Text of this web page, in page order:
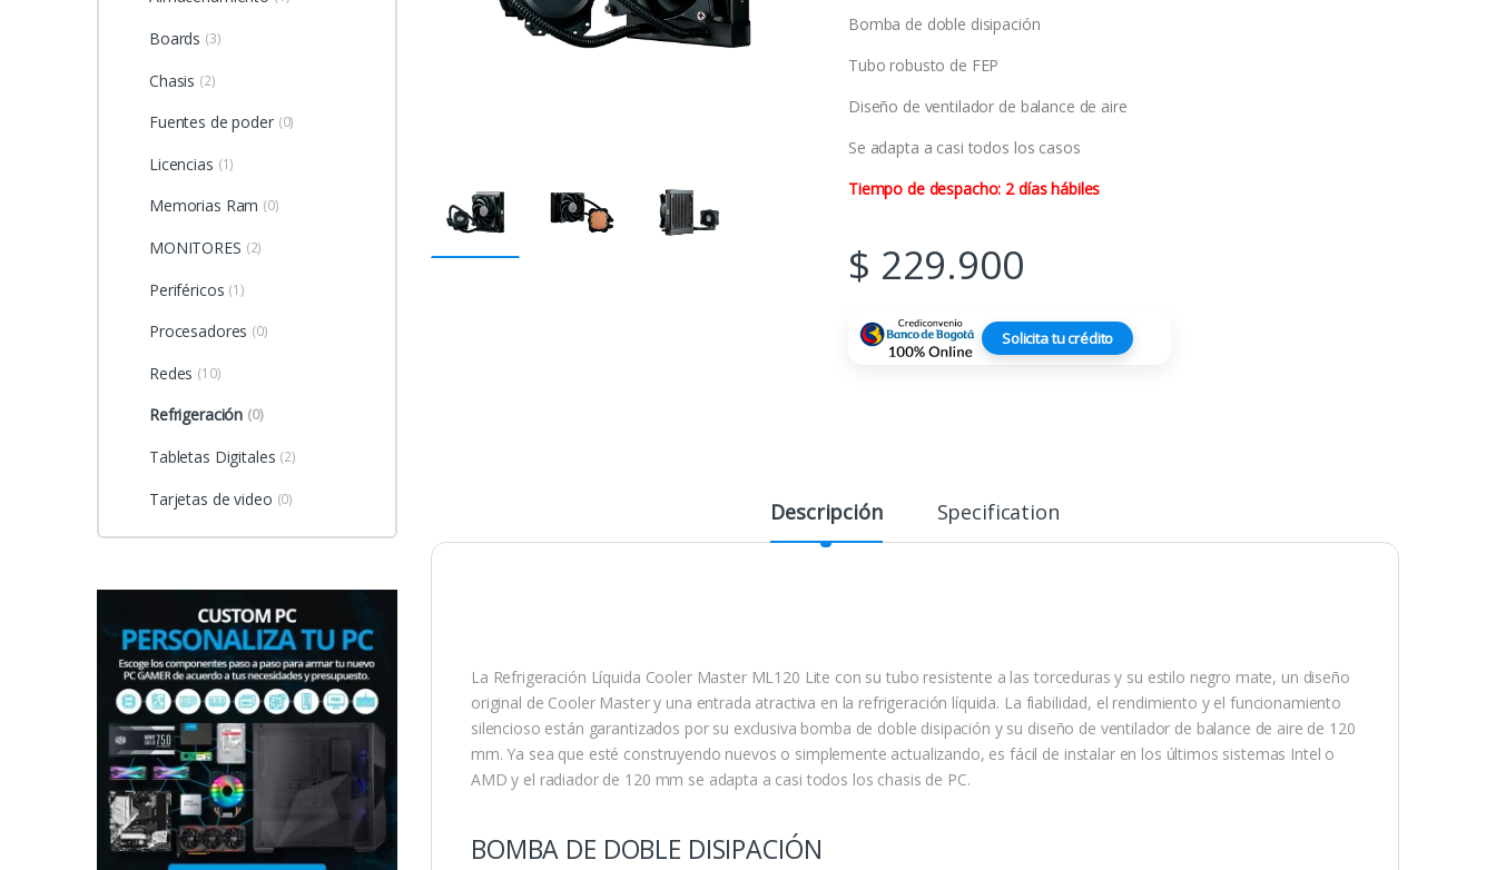
Bomba de doble disipación
Tubo robusto de FEP
Diseño de ventilador de balance de aire
Se adapta a casi todos los casos
Tiempo de despacho: 2 días hábiles
$ 229.900
Solicita tu crédito
Descripción Specification
La Refrigeración Líquida Cooler Master ML120 Lite con su tubo resistente a las torceduras y su estilo negro mate, un diseño
original de Cooler Master y una entrada atractiva en la refrigeración líquida. La fiabilidad, el rendimiento y el funcionamiento
silencioso están garantizados por su exclusiva bomba de doble disipación y su diseño de ventilador de balance de aire de 120
mm. Ya sea que esté construyendo nuevos o simplemente actualizando, es fácil de instalar en los últimos sistemas Intel o
AMD y el radiador de 120 mm se adapta a casi todos los chasis de PC.
BOMBA DE DOBLE DISIPACIÓN
Boards (3)
Chasis (2)
Fuentes de poder (0)
Licencias (1)
Memorias Ram (0)
MONITORES (2)
Periféricos (1)
Procesadores (0)
Redes (10)
Refrigeración (0)
Tabletas Digitales (2)
Tarjetas de video (0)